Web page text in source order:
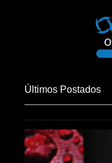
Últimos Postados